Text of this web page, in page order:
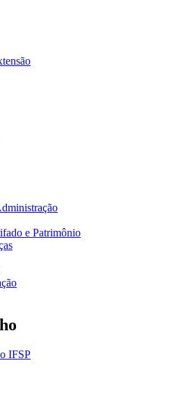
e Patrimônio
IFSP